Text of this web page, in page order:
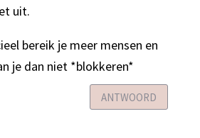
uit.
bereik je meer mensen en
je dan niet *blokkeren*
ANTWOORD